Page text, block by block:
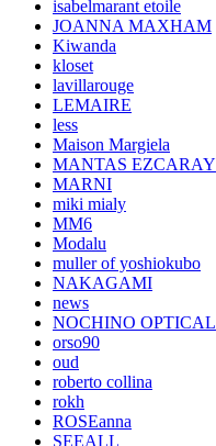
isabelmarant etoile
JOANNA MAXHAM
Kiwanda
kloset
lavillarouge
LEMAIRE
less
Maison Margiela
MANTAS EZCARAY
MARNI
miki mialy
MM6
Modalu
muller of yoshiokubo
NAKAGAMI
news
NOCHINO OPTICAL
orso90
oud
roberto collina
rokh
ROSEanna
SEEALL